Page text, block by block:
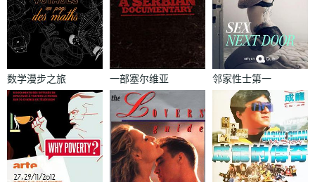
数学漫步之旅
一部塞尔维亚
纪录片
邻家性士第一